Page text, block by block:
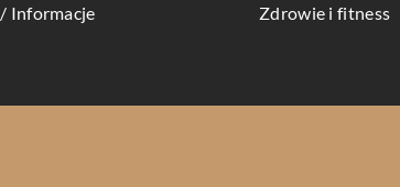
Informacje Zdrowie i fitness